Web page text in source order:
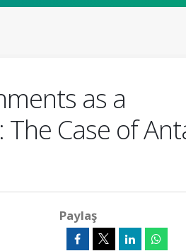
as a
Case of
Paylaş